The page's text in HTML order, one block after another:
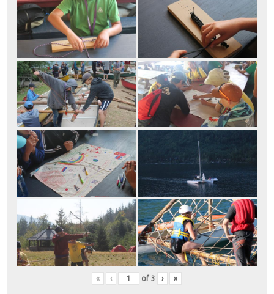
« ‹ of3 › »